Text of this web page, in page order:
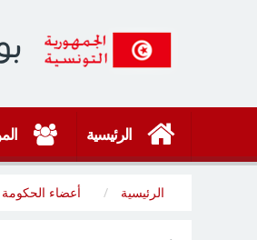
الرئيسية
الرئيسية أعضاء الحكومة